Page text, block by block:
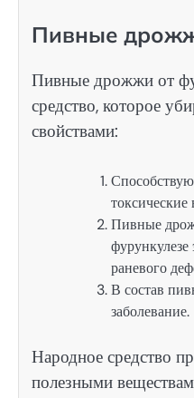
Пивные
Пивные дрожжи от
средство, которое
свойствами:
токсические
Пивные
раневого
В состав
заболевание.
Народное средство
полезными